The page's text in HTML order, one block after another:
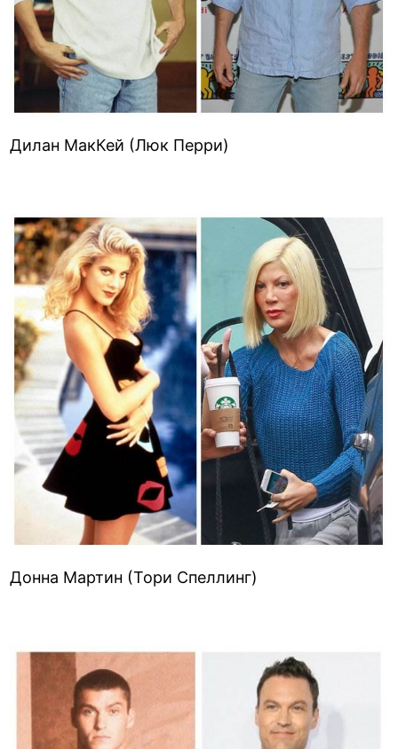
Дилан МакКей (Люк Перри)
Донна Мартин (Тори Спеллинг)